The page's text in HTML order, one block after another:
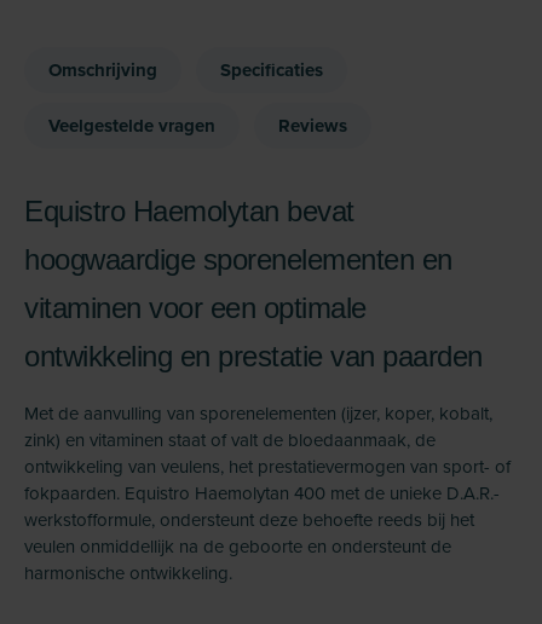
Omschrijving Specificaties
Veelgestelde vragen Reviews
Equistro Haemolytan bevat
hoogwaardige sporenelementen en
vitaminen voor een optimale
ontwikkeling en prestatie van paarden
Met de aanvulling van sporenelementen (ijzer, koper, kobalt,
zink) en vitaminen staat of valt de bloedaanmaak, de
ontwikkeling van veulens, het prestatievermogen van sport- of
fokpaarden. Equistro Haemolytan 400 met de unieke D.A.R.-
werkstofformule, ondersteunt deze behoefte reeds bij het
veulen onmiddellijk na de geboorte en ondersteunt de
harmonische ontwikkeling.